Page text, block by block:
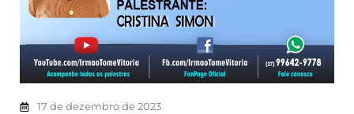
17 de dezembro de 2023